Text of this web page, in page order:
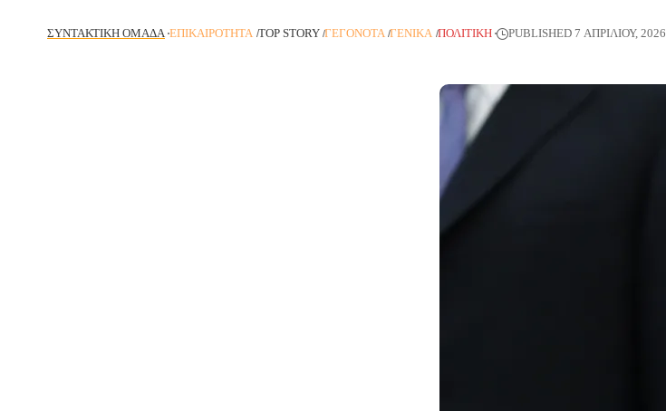
ΣΥΝΤΑΚΤΙΚΉ ΟΜΆΔΑ EΠΙΚΑΙΡΌΤΗΤΑ TOP STORY ΓΕΓΟΝΌΤΑ ΓΕΝΙΚΆ ΠΟΛΙΤΙΚΉ PUBLISHED 7 ΑΠΡΙΛΊΟΥ, 2026